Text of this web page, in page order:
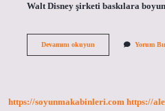
Walt Disney şirketi baskılara
Devamını okuyunDisney
Yorum
https://soyunmakabinleri.com https://